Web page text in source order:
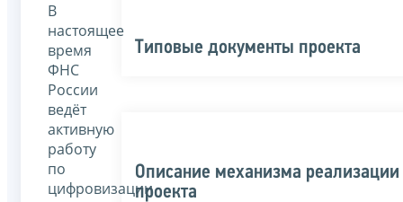
В
настоящее
время
ФНС
России
ведёт
активную
работу
по
цифровизации
Типовые документы проекта
Описание механизма реализации
проекта